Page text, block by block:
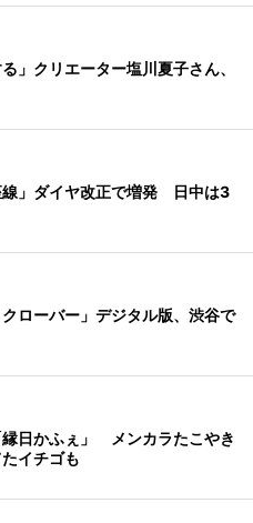
」クリエーター塩川夏子さん、
線」ダイヤ改正で増発 日中は3
ローバー」デジタル版、渋谷で
日かふぇ」 メンカラたこやき
イチゴも